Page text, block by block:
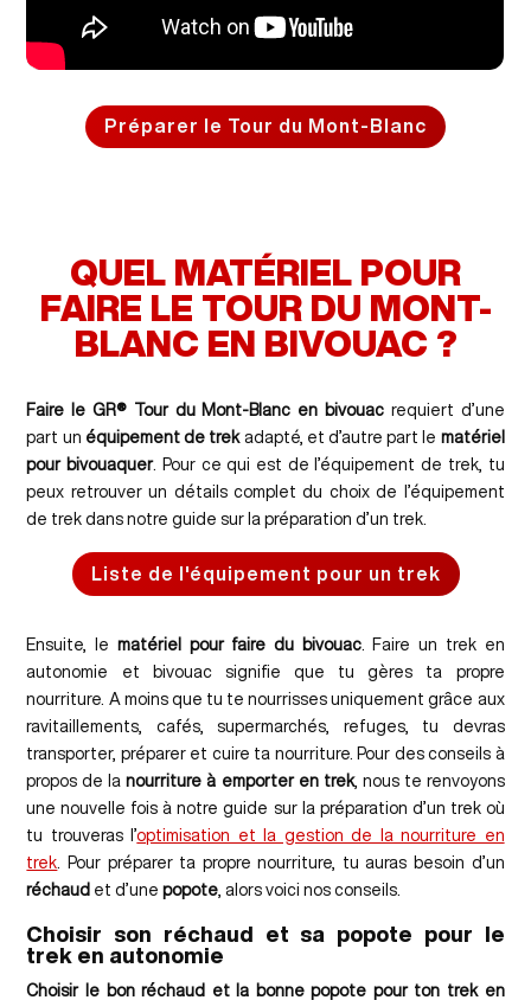
Préparer le Tour du Mont-Blanc
QUEL MATÉRIEL POUR
FAIRE LE TOUR DU MONT-
BLANC EN BIVOUAC ?
Faire le GR® Tour du Mont-Blanc en bivouac requiert d’une
part un équipement de trekadapté, et d’autre part le matériel
pour bivouaquer. Pour ce qui est de l’équipement de trek, tu
peux retrouver un détails complet du choix de l’équipement
de trek dans notre guide sur la préparation d’un trek.
Liste de l'équipement pour un trek
Ensuite, le matériel pour faire du bivouac. Faire un trek en
autonomie et bivouac signifie que tu gères ta propre
nourriture. A moins que tu te nourrisses uniquement grâce aux
ravitaillements, cafés, supermarchés, refuges, tu devras
transporter, préparer et cuire ta nourriture. Pour des conseils à
propos de lanourriture à emporter en trek, nous te renvoyons
une nouvelle fois à notre guide sur la préparation d’un trek où
tu trouveras l’optimisation et la gestion de la nourriture en
trek . Pour préparer ta propre nourriture, tu auras besoin d’un
réchaud et d’unepopote , alors voici nos conseils.
Choisir son réchaud et sa popote pour le
trek en autonomie
Choisir le bon réchaud et la bonne popote pour ton trek en